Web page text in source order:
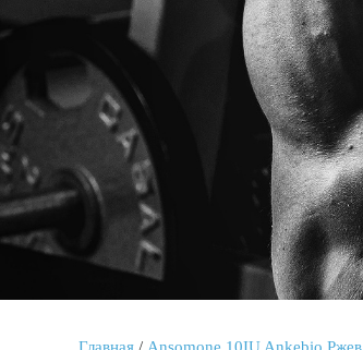
Главная / Ansomone 10IU Ankebio Ржев